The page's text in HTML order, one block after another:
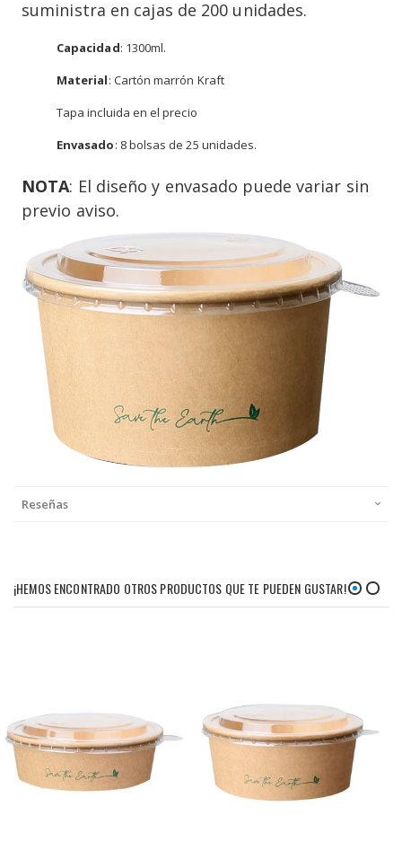
suministra en cajas de 200 unidades.
Capacidad: 1300ml.
Material: Cartón marrón Kraft
Tapa incluida en el precio
Envasado: 8 bolsas de 25 unidades.
NOTA: El diseño y envasado puede variar sin
previo aviso.
Reseñas
¡HEMOS ENCONTRADO OTROS PRODUCTOS QUE TE PUEDEN GUSTAR!